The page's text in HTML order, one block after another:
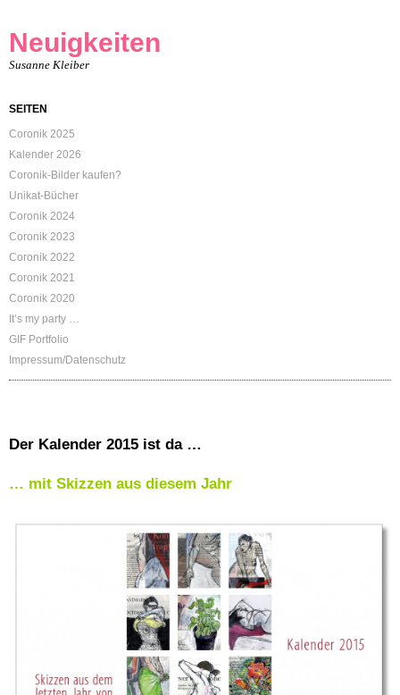
Neuigkeiten
Susanne Kleiber
SEITEN
Coronik 2025
Kalender 2026
Coronik-Bilder kaufen?
Unikat-Bücher
Coronik 2024
Coronik 2023
Coronik 2022
Coronik 2021
Coronik 2020
It’s my party …
GIF Portfolio
Impressum/Datenschutz
Der Kalender 2015 ist da …
… mit Skizzen aus diesem Jahr